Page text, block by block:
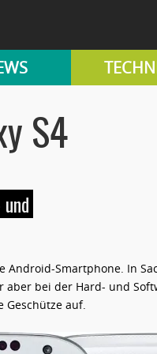
S4
Android-Smartphone. In
aber bei der Hard- und
Geschütze auf.